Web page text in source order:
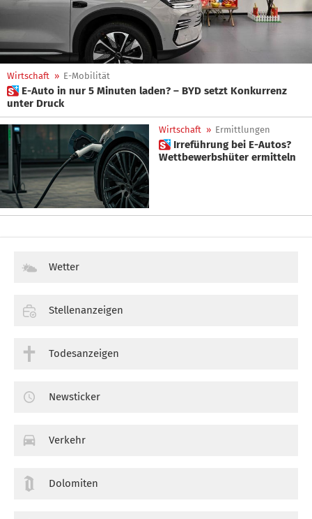
Wirtschaft » E-Mobilität
 E-Auto in nur 5 Minuten laden? – BYD setzt Konkurrenz
unter Druck
Wirtschaft » Ermittlungen
 Irreführung bei E-Autos?
Wettbewerbshüter ermitteln
Wetter
Stellenanzeigen
Todesanzeigen
Newsticker
Verkehr
Dolomiten